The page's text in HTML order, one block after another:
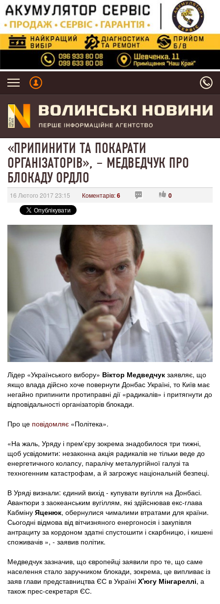
«ПРИПИНИТИ ТА ПОКАРАТИ
ОРГАНІЗАТОРІВ», – МЕДВЕДЧУК ПРО
БЛОКАДУ ОРДЛО
16 Лютого 2017 23:15 Коментарів:6 0
Лідер «Українського вибору» Віктор Медведчук заявляє, що
якщо влада дійсно хоче повернути Донбас Україні, то Київ має
негайно припинити протиправні дії «радикалів» і притягнути до
відповідальності організаторів блокади.
Про це повідомляє «Політека».
«На жаль, Уряду і прем'єру зокрема знадобилося три тижні,
щоб усвідомити: незаконна акція радикалів не тільки веде до
енергетичного колапсу, паралічу металургійної галузі та
техногенним катастрофам, а й загрожує національній безпеці.
В Уряді визнали: єдиний вихід - купувати вугілля на Донбасі.
Авантюри з заокеанським вугіллям, які здійснював екс-глава
Кабміну Яценюк, обернулися чималими втратами для країни.
Сьогодні відмова від вітчизняного енергоносія і закупівля
антрациту за кордоном здатні спустошити і скарбницю, і кишені
споживачів », - заявив політик.
Медведчук зазначив, що європейці заявили про те, що саме
населення стало заручником блокади, зокрема, це випливає із
заяв глави представництва ЄС в Україні Х'югу Мінгареллі, а
також прес-секретаря ЄС.